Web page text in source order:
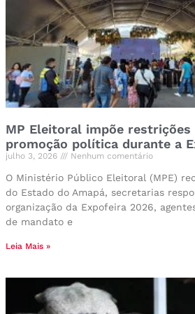
MP Eleitoral impõe
promoção política durante a
julho 3, 2026 Nenhum comentário
O Ministério Público Eleitoral (MPE)
do Estado do Amapá, secretarias
organização da Expofeira 2026,
de mandato e
Leia Mais »